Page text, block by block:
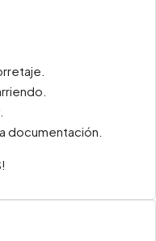
documentación.